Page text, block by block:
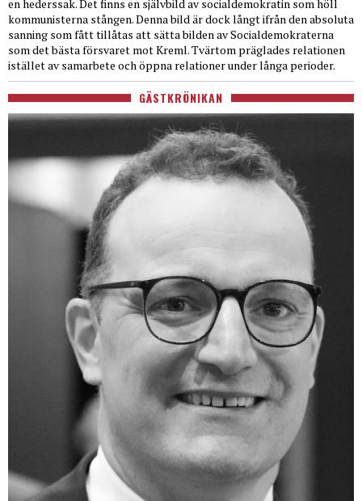
en hederssak. Det finns en självbild av socialdemokratin som höll
kommunisterna stången. Denna bild är dock långt ifrån den absoluta
sanning som fått tillåtas att sätta bilden av Socialdemokraterna
som det bästa försvaret mot Kreml. Tvärtom präglades relationen
istället av samarbete och öppna relationer under långa perioder.
GÄSTKRÖNIKAN